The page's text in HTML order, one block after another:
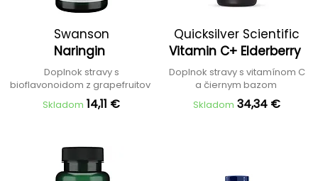
Swanson
Naringin
Doplnok stravy s
bioflavonoidom z grapefruitov
Skladom 14,11 €
Quicksilver Scientific
Vitamin C+ Elderberry
Doplnok stravy s vitamínom C
a čiernym bazom
Skladom 34,34 €